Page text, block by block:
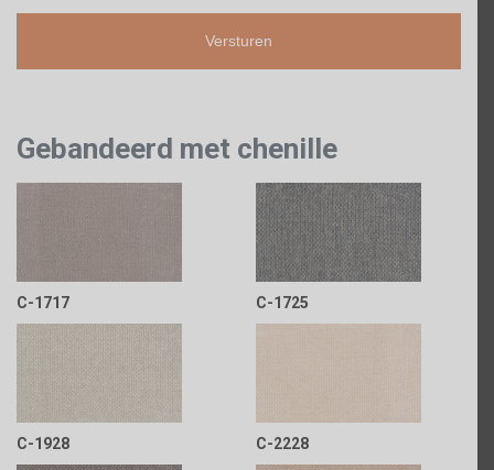
Gebandeerd met chenille
C-1717 C-1725
C-1928 C-2228